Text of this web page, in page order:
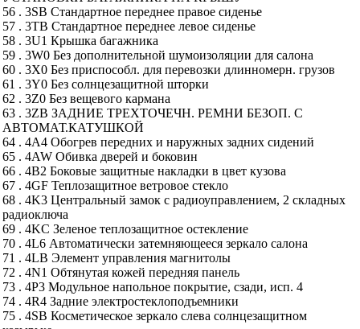
56 . 3SB Стандартное переднее правое сиденье
57 . 3TB Стандартное переднее левое сиденье
58 . 3U1 Крышка багажника
59 . 3W0 Без дополнительной шумоизоляции для салона
60 . 3X0 Без приспособл. для перевозки длинномерн. грузов
61 . 3Y0 Без солнцезащитной шторки
62 . 3Z0 Без вещевого кармана
63 . 3ZB ЗАДНИЕ ТРЕХТОЧЕЧН. РЕМНИ БЕЗОП. С
АВТОМАТ.КАТУШКОЙ
64 . 4A4 Обогрев передних и наружных задних сидений
65 . 4AW Обивка дверей и боковин
66 . 4B2 Боковые защитные накладки в цвет кузова
67 . 4GF Теплозащитное ветровое стекло
68 . 4K3 Центральный замок с радиоуправлением, 2 складных
радиоключа
69 . 4KC Зеленое теплозащитное остекление
70 . 4L6 Автоматически затемняющееся зеркало салона
71 . 4LB Элемент управления магнитолы
72 . 4N1 Обтянутая кожей передняя панель
73 . 4P3 Модульное напольное покрытие, сзади, исп. 4
74 . 4R4 Задние электростеклоподъемники
75 . 4SB Косметическое зеркало слева солнцезащитном